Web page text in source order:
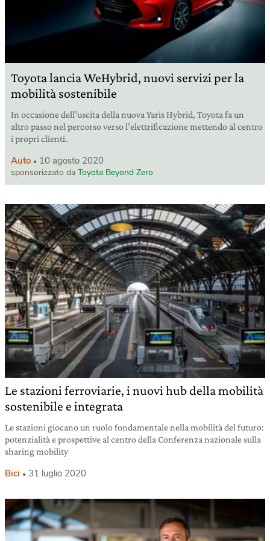
Toyota lancia WeHybrid, nuovi servizi per la
mobilità sostenibile
In occasione dell’uscita della nuova Yaris Hybrid, Toyota fa un
altro passo nel percorso verso l’elettrificazione mettendo al centro
i propri clienti.
Auto 10 agosto 2020
sponsorizzato da Toyota Beyond Zero
Le stazioni ferroviarie, i nuovi hub della mobilità
sostenibile e integrata
Le stazioni giocano un ruolo fondamentale nella mobilità del futuro:
potenzialità e prospettive al centro della Conferenza nazionale sulla
sharing mobility
Bici 31 luglio 2020